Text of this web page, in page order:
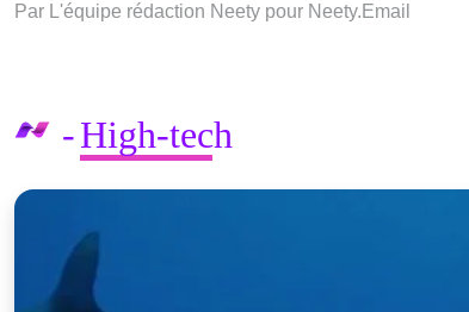
Par L'équipe rédaction Neety pour Neety.Email
High-tech